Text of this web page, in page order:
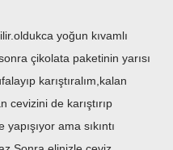
yoğun kıvamlı
çikolata paketinin yarısı
karıştıralım,kalan
cevizini de karıştırıp
ama sıkıntı